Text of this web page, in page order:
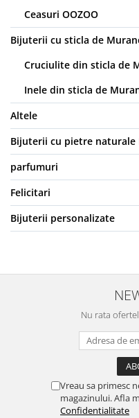
Ceasuri OOZOO
Bijuterii cu sticla de
Cruciulite din sticla de
Inele din sticla de
Altele
Bijuterii cu pietre naturale
parfumuri
Felicitari
Bijuterii personalizate
Nu rata
Vreau sa primesc
magazinului. Afla
Confidentialitate